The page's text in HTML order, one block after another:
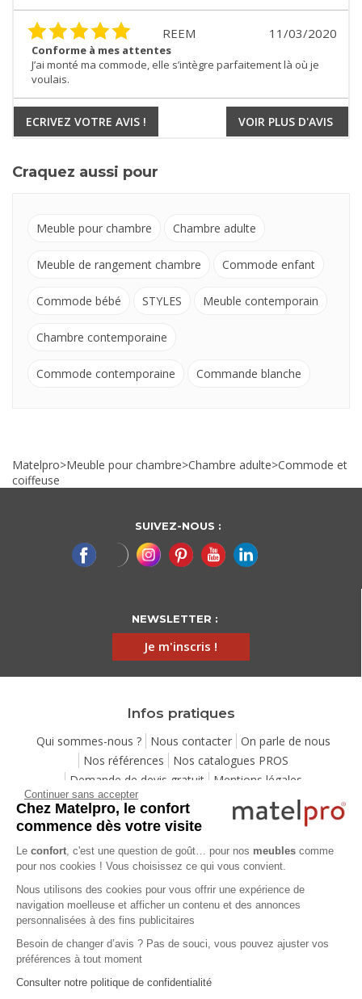
11/03/2020
REEM
Conforme à mes attentes
J’ai monté ma commode, elle s’intègre parfaitement là où je
voulais.
ECRIVEZ VOTRE AVIS ! VOIR PLUS D'AVIS
Craquez aussi pour
Meuble pour chambre Chambre adulte
Meuble de rangement chambre Commode enfant
Commode bébé STYLES Meuble contemporain
Chambre contemporaine
Commode contemporaine Commande blanche
Matelpro>Meuble pour chambre>Chambre adulte>Commode et
coiffeuse
SUIVEZ-NOUS :
NEWSLETTER :
Je m'inscris !
Infos pratiques
Qui sommes-nous ? Nous contacter
On parle de nous
Nos références
Nos catalogues PROS
Demande de devis gratuit
Mentions légales
Conditions générales de vente
Protection de la vie privée
Gestion des cookies
Utilisation de l'IA
Eco-participation
Pack Sérénité Cartes cadeaux
Codes promos
Location de mobilier professionnel
Aide
Foire Aux Questions
Méthodes de livraison
Service après-vente
Continuer sans accepter
Chez Matelpro, le confort
commence dès votre visite
Le confort, c'est une question de goût… pour nos meubles comme
pour nos cookies ! Vous choisissez ce qui vous convient.
Nous utilisons des cookies pour vous offrir une expérience de
navigation moelleuse et afficher un contenu et des annonces
personnalisées à des fins publicitaires
Besoin de changer d’avis ? Pas de souci, vous pouvez ajuster vos
préférences à tout moment
Consulter notre politique de confidentialité